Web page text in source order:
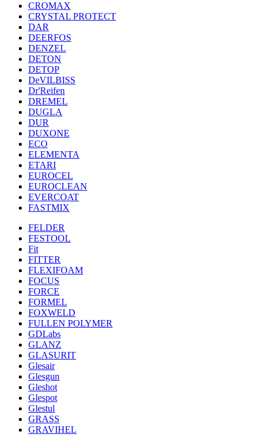
CROMAX
CRYSTAL PROTECT
DAR
DEERFOS
DENZEL
DETON
DETOP
DeVILBISS
Dr'Reifen
DREMEL
DUGLA
DUR
DUXONE
ECO
ELEMENTA
ETARI
EUROCEL
EUROCLEAN
EVERCOAT
FASTMIX
FELDER
FESTOOL
Fit
FITTER
FLEXIFOAM
FOCUS
FORCE
FORMEL
FOXWELD
FULLEN POLYMER
GDLabs
GLANZ
GLASURIT
Glesair
Glesgun
Gleshot
Glespot
Glestul
GRASS
GRAVIHEL